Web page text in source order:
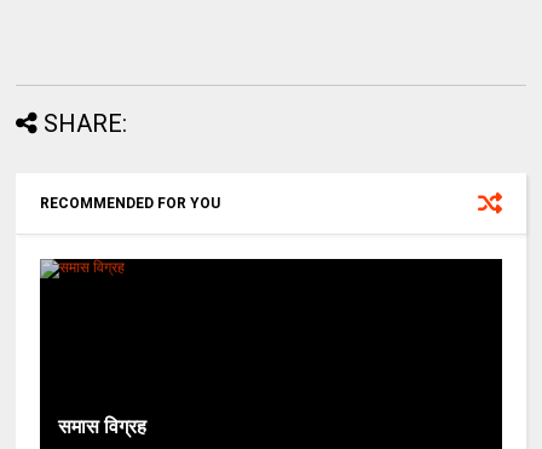
SHARE:
RECOMMENDED FOR YOU
समास विग्रह